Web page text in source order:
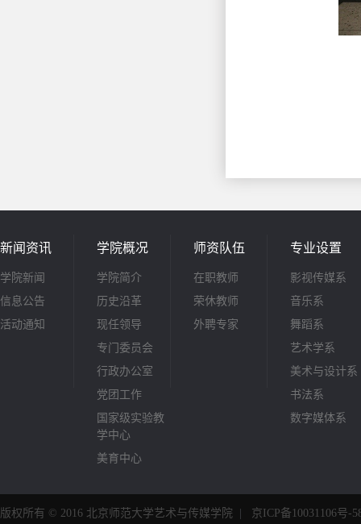
新闻资讯
学院新闻
信息公告
活动通知
学院概况
学院简介
历史沿革
现任领导
专门委员会
行政办公室
党团工作
国家级实验教
学中心
美育中心
师资队伍
在职教师
荣休教师
外聘专家
专业设置
影视传媒系
音乐系
舞蹈系
艺术学系
美术与设计系
书法系
数字媒体系
版权所有 © 2016 北京师范大学艺术与传媒学院 京ICP备10031106号-